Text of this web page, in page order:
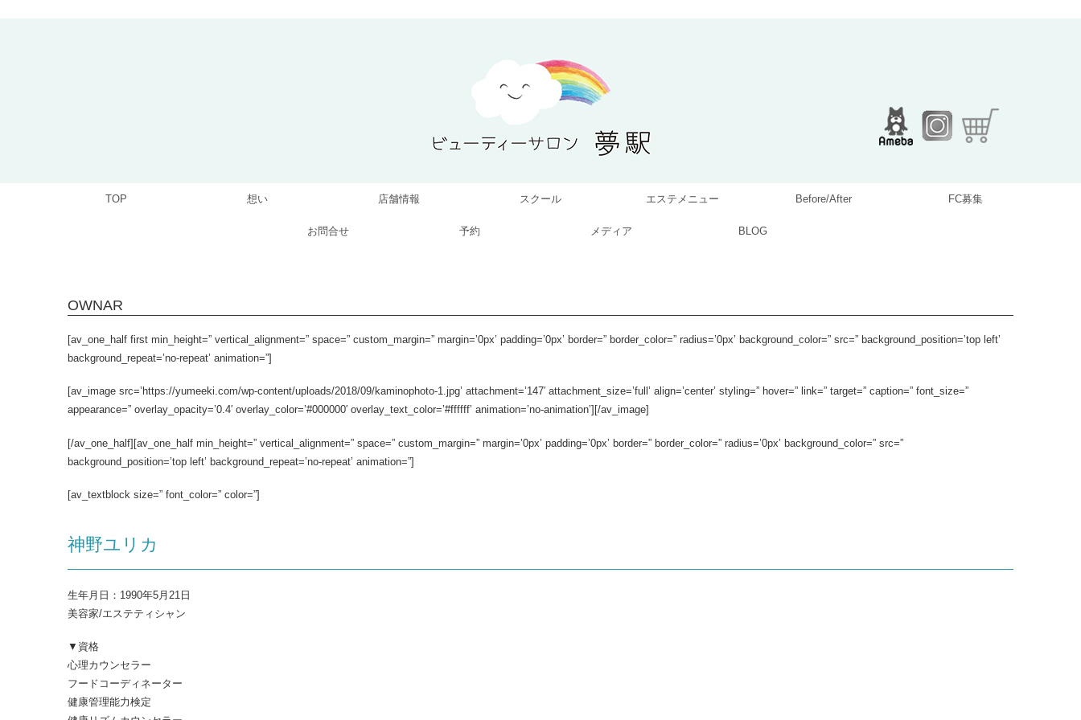
TOP 想い 店舗情報 スクール エステメニュー Before/After FC募集
お問合せ 予約 メディア BLOG
OWNAR
[av_one_half first min_height=” vertical_alignment=” space=” custom_margin=” margin=’0px’ padding=’0px’ border=” border_color=” radius=’0px’ background_color=” src=” background_position=’top left’
background_repeat=’no-repeat’ animation=”]
[av_image src=’https://yumeeki.com/wp-content/uploads/2018/09/kaminophoto-1.jpg’ attachment=’147′ attachment_size=’full’ align=’center’ styling=” hover=” link=” target=” caption=” font_size=”
appearance=” overlay_opacity=’0.4′ overlay_color=’#000000′ overlay_text_color=’#ffffff’ animation=’no-animation’][/av_image]
[/av_one_half][av_one_half min_height=” vertical_alignment=” space=” custom_margin=” margin=’0px’ padding=’0px’ border=” border_color=” radius=’0px’ background_color=” src=”
background_position=’top left’ background_repeat=’no-repeat’ animation=”]
[av_textblock size=” font_color=” color=”]
神野ユリカ
生年月日：1990年5月21日
美容家/エステティシャン
▼資格
心理カウンセラー
フードコーディネーター
健康管理能力検定